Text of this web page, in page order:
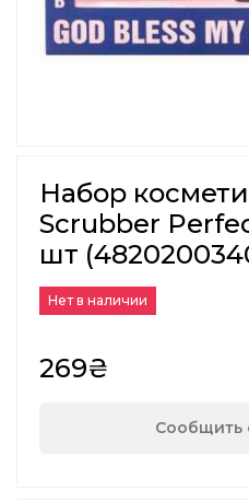
Набор
Scrubber
шт
Нет в наличии
269₴
Сообщить